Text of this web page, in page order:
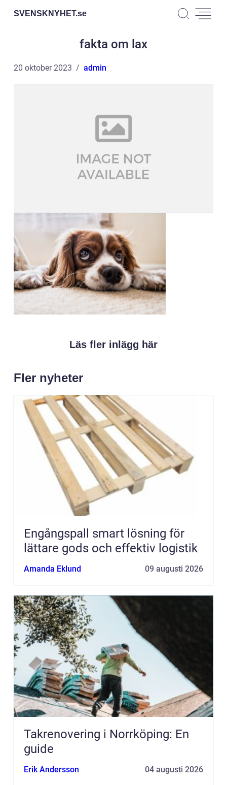
SVENSKNYHET.se
fakta om lax
20 oktober 2023 admin
Läs fler inlägg här
Fler nyheter
Engångspall smart lösning för
lättare gods och effektiv logistik
Amanda Eklund 09 augusti 2026
Takrenovering i Norrköping: En
guide
Erik Andersson 04 augusti 2026